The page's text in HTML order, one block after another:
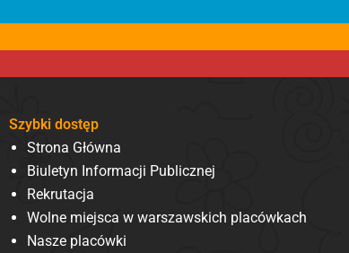
Szybki dostęp
Strona Główna
Biuletyn Informacji Publicznej
Rekrutacja
Wolne miejsca w warszawskich placówkach
Nasze placówki